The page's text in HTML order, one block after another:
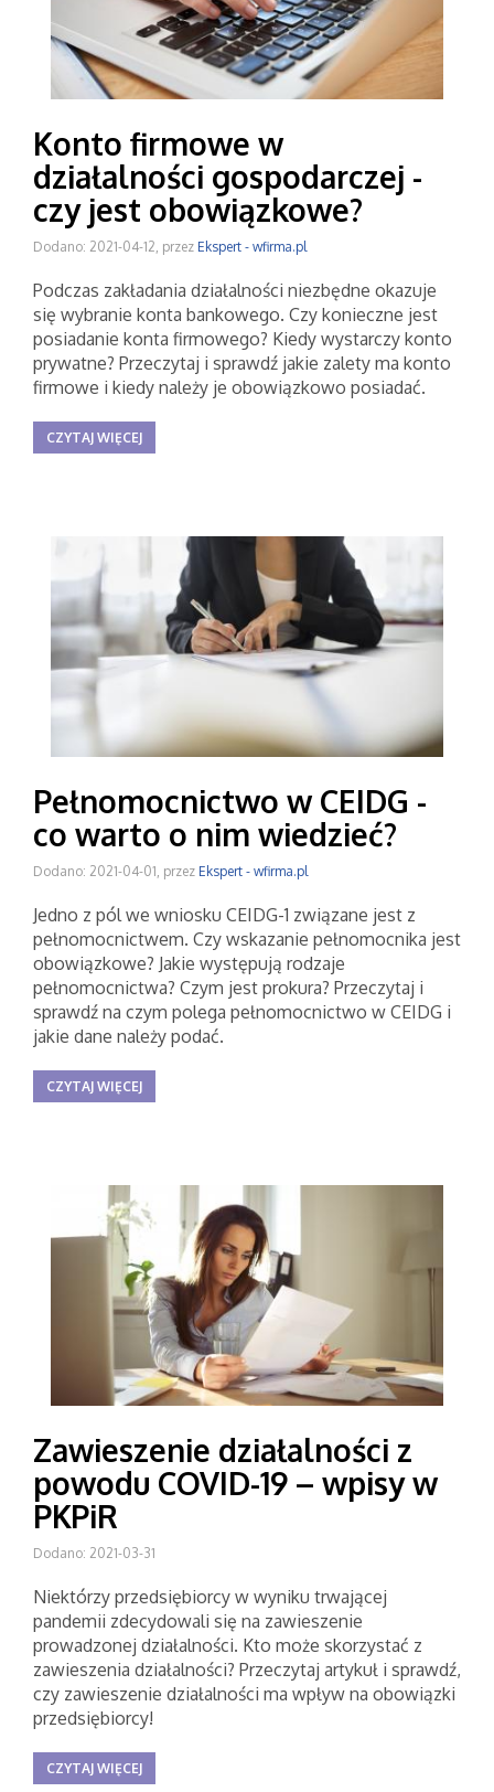
Konto firmowe w
działalności gospodarczej -
czy jest obowiązkowe?
Dodano: 2021-04-12, przez Ekspert - wfirma.pl
Podczas zakładania działalności niezbędne okazuje
się wybranie konta bankowego. Czy konieczne jest
posiadanie konta firmowego? Kiedy wystarczy konto
prywatne? Przeczytaj i sprawdź jakie zalety ma konto
firmowe i kiedy należy je obowiązkowo posiadać.
CZYTAJ WIĘCEJ
Pełnomocnictwo w CEIDG -
co warto o nim wiedzieć?
Dodano: 2021-04-01, przez Ekspert - wfirma.pl
Jedno z pól we wniosku CEIDG-1 związane jest z
pełnomocnictwem. Czy wskazanie pełnomocnika jest
obowiązkowe? Jakie występują rodzaje
pełnomocnictwa? Czym jest prokura? Przeczytaj i
sprawdź na czym polega pełnomocnictwo w CEIDG i
jakie dane należy podać.
CZYTAJ WIĘCEJ
Zawieszenie działalności z
powodu COVID-19 – wpisy w
PKPiR
Dodano: 2021-03-31
Niektórzy przedsiębiorcy w wyniku trwającej
pandemii zdecydowali się na zawieszenie
prowadzonej działalności. Kto może skorzystać z
zawieszenia działalności? Przeczytaj artykuł i sprawdź,
czy zawieszenie działalności ma wpływ na obowiązki
przedsiębiorcy!
CZYTAJ WIĘCEJ